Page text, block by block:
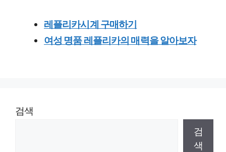
레플리카시계 구매하기
여성 명품 레플리카의 매력을 알아보자
검색
검
색